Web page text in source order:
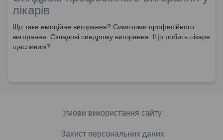
лікарів
Що таке емоційне вигорання? Симптоми професійного
вигорання. Складові синдрому вигорання. Що робить лікаря
щасливим?
Умови використання сайту
Захист персональних даних